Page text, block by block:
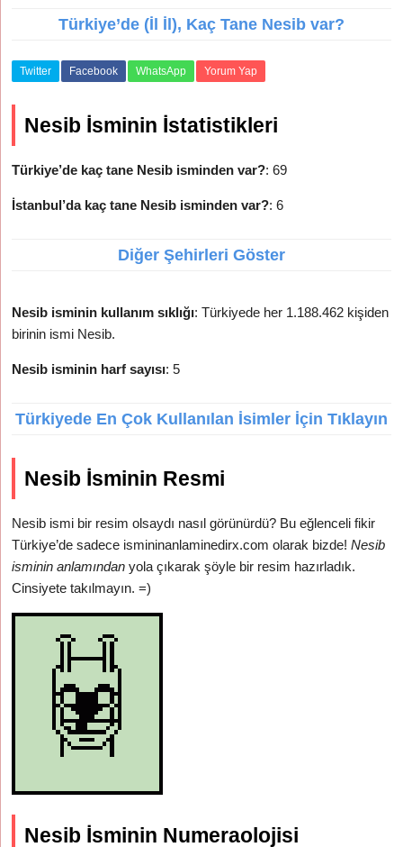
Türkiye’de (İl İl), Kaç Tane Nesib var?
Twitter Facebook WhatsApp Yorum Yap
Nesib İsminin İstatistikleri
Türkiye’de kaç tane Nesib isminden var?: 69
İstanbul’da kaç tane Nesib isminden var?: 6
Diğer Şehirleri Göster
Nesib isminin kullanım sıklığı: Türkiyede her 1.188.462 kişiden
birinin ismi Nesib.
Nesib isminin harf sayısı: 5
Türkiyede En Çok Kullanılan İsimler İçin Tıklayın
Nesib İsminin Resmi
Nesib ismi bir resim olsaydı nasıl görünürdü? Bu eğlenceli fikir
Türkiye’de sadece ismininanlaminedirx.com olarak bizde!Nesib
isminin anlamından yola çıkarak şöyle bir resim hazırladık.
Cinsiyete takılmayın. =)
Nesib İsminin Numeraolojisi